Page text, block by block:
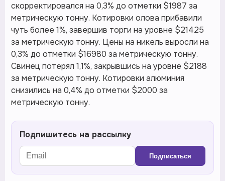
скорректировался на 0,3% до отметки $1987 за
метрическую тонну. Котировки олова прибавили
чуть более 1%, завершив торги на уровне $21425
за метрическую тонну. Цены на никель выросли на
0,3% до отметки $16980 за метрическую тонну.
Свинец потерял 1,1%, закрывшись на уровне $2188
за метрическую тонну. Котировки алюминия
снизились на 0,4% до отметки $2000 за
метрическую тонну.
Подпишитесь на рассылку
Подписаться